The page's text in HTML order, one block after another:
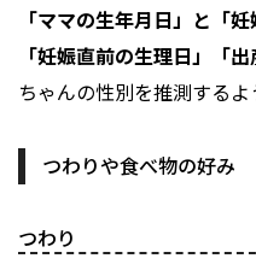
「ママの生年月日」と「
「妊娠直前の生理日」「出
ちゃんの性別を推測するよ
つわりや食べ物の好み
つわり